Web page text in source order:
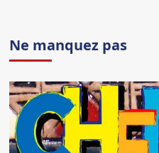
Ne manquez pas